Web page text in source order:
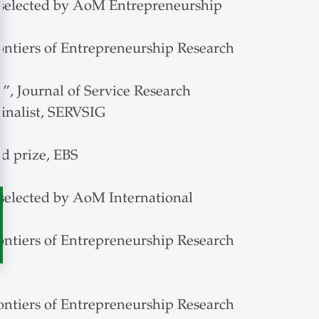
by AoM Entrepreneurship
of Entrepreneurship Research
Journal of Service Research
SERVSIG
prize, EBS
by AoM International
of Entrepreneurship Research
of Entrepreneurship Research